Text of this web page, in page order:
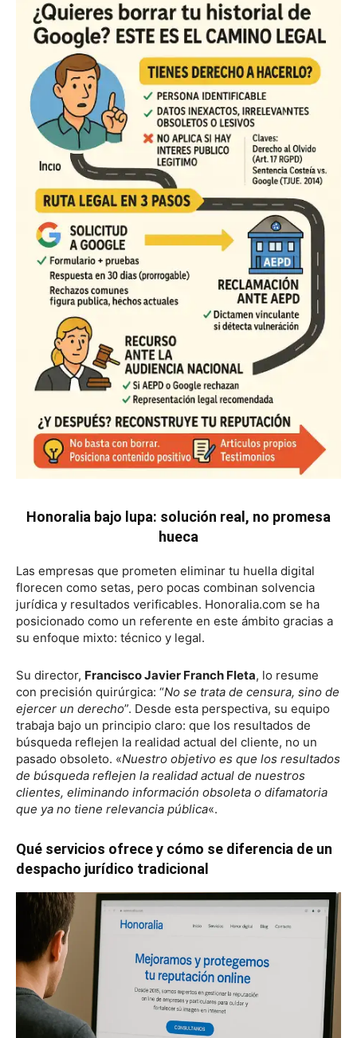
Honoralia bajo lupa: solución real, no promesa
hueca
Las empresas que prometen eliminar tu huella digital
florecen como setas, pero pocas combinan solvencia
jurídica y resultados verificables. Honoralia.com se ha
posicionado como un referente en este ámbito gracias a
su enfoque mixto: técnico y legal.
Su director, Francisco Javier Franch Fleta, lo resume
con precisión quirúrgica: “No se trata de censura, sino de
ejercer un derecho”. Desde esta perspectiva, su equipo
trabaja bajo un principio claro: que los resultados de
búsqueda reflejen la realidad actual del cliente, no un
pasado obsoleto. «Nuestro objetivo es que los resultados
de búsqueda reflejen la realidad actual de nuestros
clientes, eliminando información obsoleta o difamatoria
que ya no tiene relevancia pública«.
Qué servicios ofrece y cómo se diferencia de un
despacho jurídico tradicional